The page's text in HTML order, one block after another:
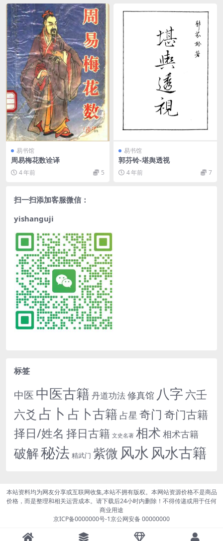
易书馆
周易梅花数诠译
4 年前 5
易书馆
郭芬铃-堪舆透视
4 年前 7
扫一扫添加客服微信：
yishanguji
标签
中医 中医古籍 丹道功法修真馆 八字 六壬
六爻 占卜 占卜古籍 占星 奇门 奇门古籍
择日/姓名 择日古籍 文史名著 相术 相术古籍
破解秘法 精武门 紫微 风水 风水古籍
本站资料均为网友分享或互联网收集,本站不拥有版权。本网站资源价格不是商品
价格，而是整理和相关运营成本。请下载后24小时内删除！不得传递或用于任何
商业用途
京ICP备0000000号-1京公网安备 00000000